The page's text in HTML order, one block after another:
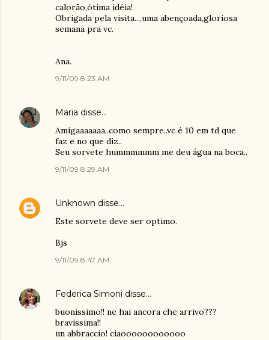
calorão,ótima idéia!
Obrigada pela visita...,uma abençoada,gloriosa
semana pra vc.
Ana.
9/11/09 8:23 AM
Maria disse…
Amigaaaaaaa..como sempre..vc é 10 em td que
faz e no que diz..
Seu sorvete hummmmmm me deu água na boca..
9/11/09 8:29 AM
Unknown disse…
Este sorvete deve ser optimo.
Bjs
9/11/09 8:47 AM
Federica Simoni disse…
buonissimo!! ne hai ancora che arrivo???
bravissima!!
un abbraccio! ciaoooooooooooo